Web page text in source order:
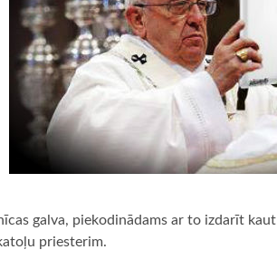
galva, piekodinādams ar to izdarīt
priesterim.